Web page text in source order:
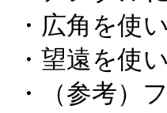
・広角を使
・望遠を使
・（参考）